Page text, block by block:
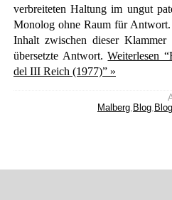
verbreiteten Haltung im ungut
Monolog ohne Raum für
Inhalt zwischen dieser
übersetzte Antwort.Weiterlesen
del III Reich (1977)” »
Malberg, Blog,